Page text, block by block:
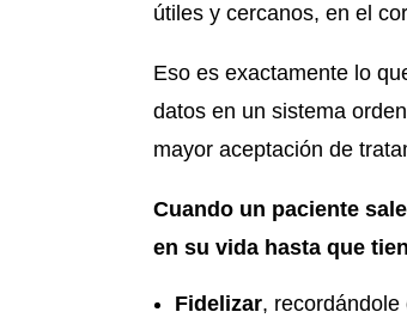
útiles y cercanos, en el
Eso es exactamente lo
datos en un sistema
mayor aceptación de
Cuando un paciente
en su vida hasta que
Fidelizar, recordándole